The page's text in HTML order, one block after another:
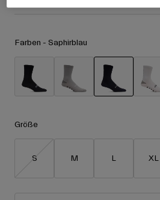
Goggles
Handschuhe
Ersatzteile
Schutzbrillen
Verwendungszweck
Backcountry
Ski Race
Farben - Saphirblau
Größe
S M L XL